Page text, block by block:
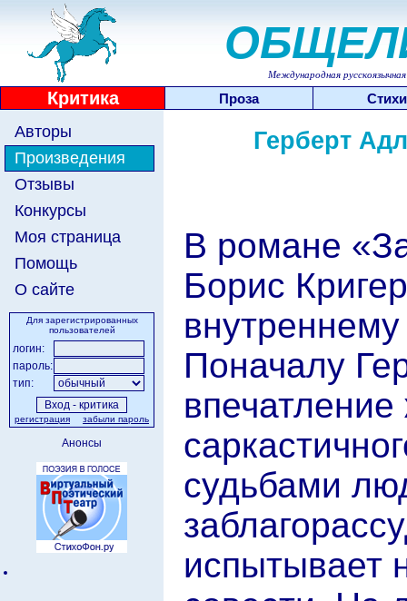
Международная
Критика Проза Стихи
Авторы
Произведения
Отзывы
Конкурсы
Моя страница
Помощь
О сайте
Для зарегистрированных
пользователей
логин:
пароль:
тип:
регистрация забыли пароль
Анонсы
Герберт
В романе
Борис
Поначалу
впечатление
судьбами
испытывает